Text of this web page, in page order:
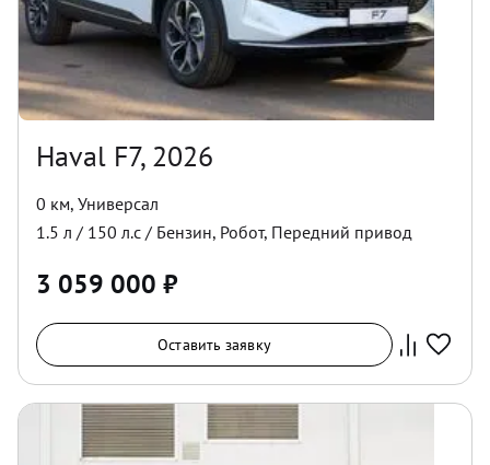
Haval F7, 2026
0 км, Универсал
1.5 л / 150 л.с / Бензин, Робот, Передний привод
3 059 000 ₽
Оставить заявку